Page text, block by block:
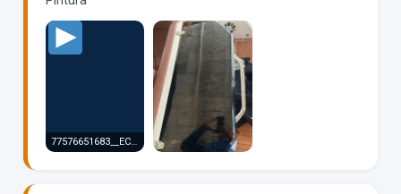
77576651683__ECEB3CB5-B8AE-4348-8F49-64D3045252C6.MOV